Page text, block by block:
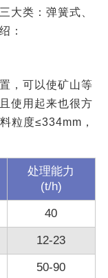
大类：弹簧式、
：
，可以使矿山等
使用起来也很方
粒度≤334mm，
处理能力
(t/h)
40
12-23
50-90